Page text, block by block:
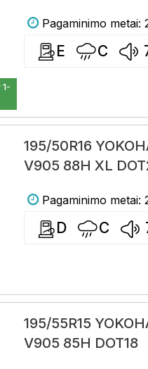
Pagaminimo metai:
E C
195/50R16
V905 88H XL
Pagaminimo metai:
D C
195/55R15
V905 85H DOT18